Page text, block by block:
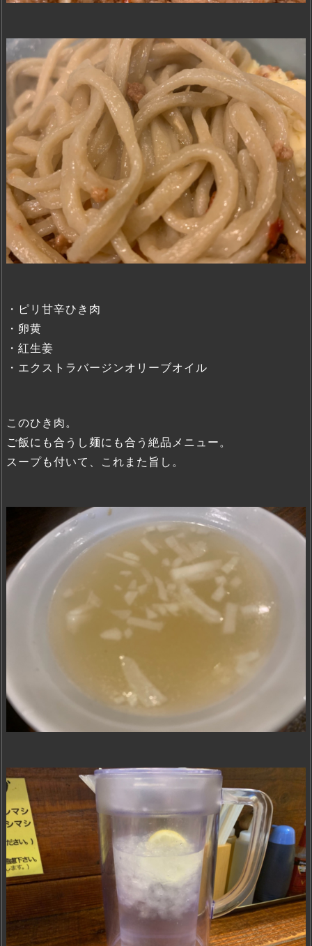
・ピリ甘辛ひき肉
・卵黄
・紅生姜
・エクストラバージンオリーブオイル
このひき肉。
ご飯にも合うし麺にも合う絶品メニュー。
スープも付いて、これまた旨し。